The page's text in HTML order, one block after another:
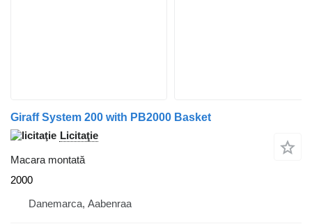
Giraff System 200 with PB2000 Basket
Licitaţie
Macara montată
2000
Danemarca, Aabenraa